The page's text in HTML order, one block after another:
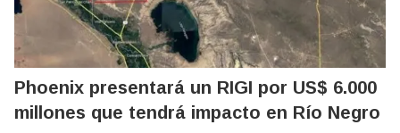
Phoenix presentará un RIGI por US$ 6.000
millones que tendrá impacto en Río Negro